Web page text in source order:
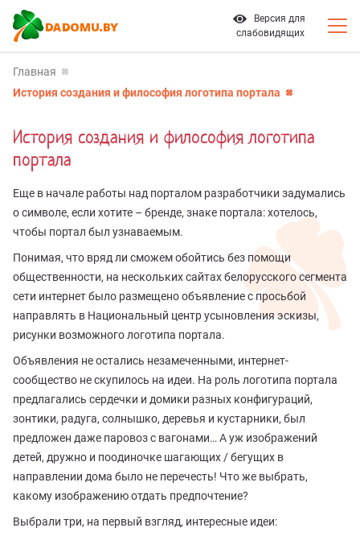
Версия для
слабовидящих
Главная
История создания и философия логотипа портала
История создания и философия логотипа
портала
Еще в начале работы над порталом разработчики задумались
о символе, если хотите – бренде, знаке портала: хотелось,
чтобы портал был узнаваемым.
Понимая, что вряд ли сможем обойтись без помощи
общественности, на нескольких сайтах белорусского сегмента
сети интернет было размещено объявление с просьбой
направлять в Национальный центр усыновления эскизы,
рисунки возможного логотипа портала.
Объявления не остались незамеченными, интернет-
сообщество не скупилось на идеи. На роль логотипа портала
предлагались сердечки и домики разных конфигураций,
зонтики, радуга, солнышко, деревья и кустарники, был
предложен даже паровоз с вагонами… А уж изображений
детей, дружно и поодиночке шагающих / бегущих в
направлении дома было не перечесть! Что же выбрать,
какому изображению отдать предпочтение?
Выбрали три, на первый взгляд, интересные идеи: